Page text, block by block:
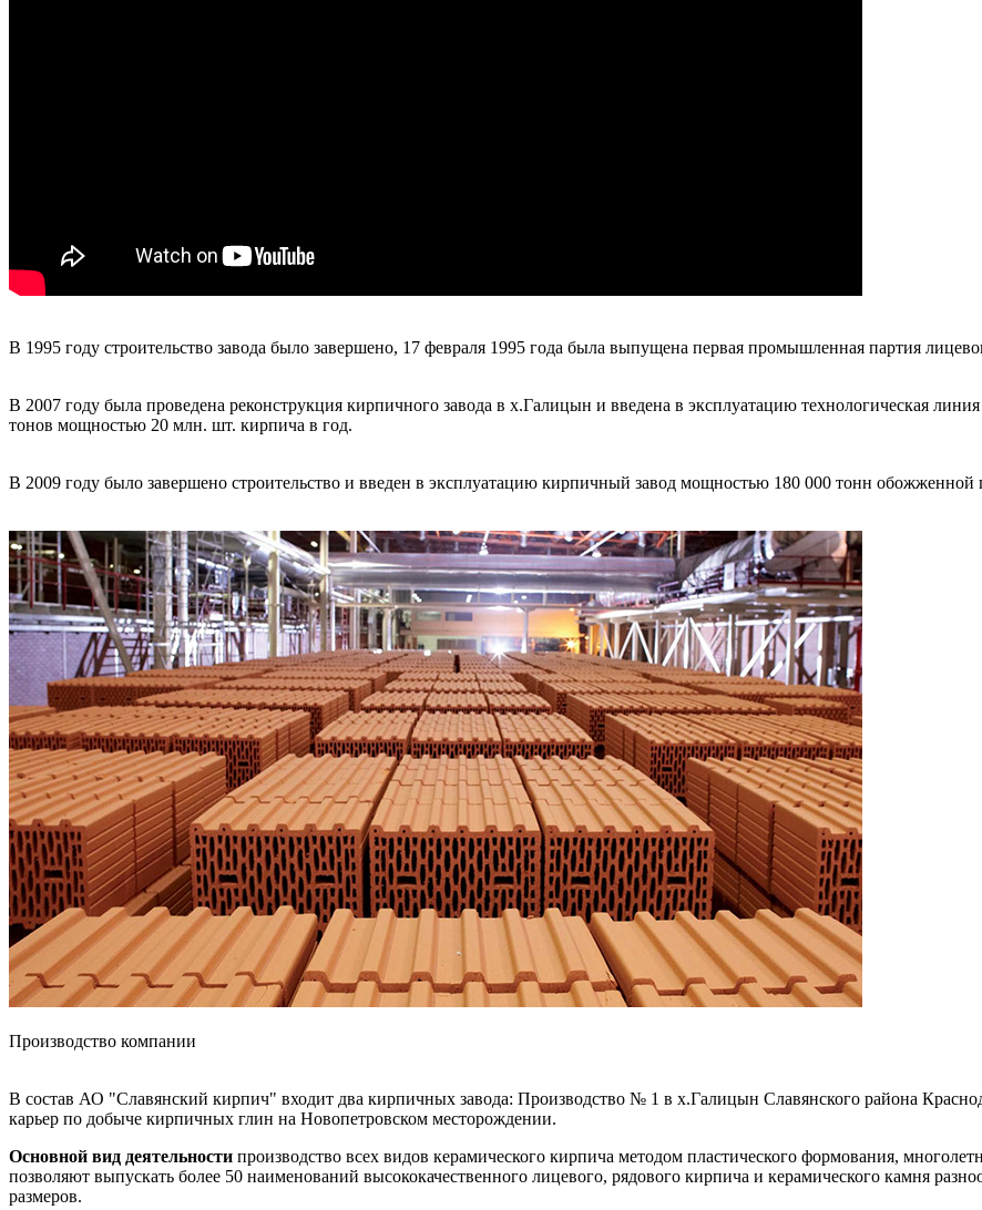
В 1995 году строительство завода было завершено, 17 февраля 1995 года была выпущена первая промышленная партия
В 2007 году была проведена реконструкция кирпичного завода в х.Галицын и введена в эксплуатацию технологическая
тонов мощностью 20 млн. шт. кирпича в год.
В 2009 году было завершено строительство и введен в эксплуатацию кирпичный завод мощностью 180 000 тонн обожженной
Производство компании
В состав АО "Славянский кирпич" входит два кирпичных завода: Производство № 1 в х.Галицын Славянского района
карьер по добыче кирпичных глин на Новопетровском месторождении.
Основной вид деятельности производство всех видов керамического кирпича методом пластического формования,
позволяют выпускать более 50 наименований высококачественного лицевого, рядового кирпича и керамического камня
размеров.